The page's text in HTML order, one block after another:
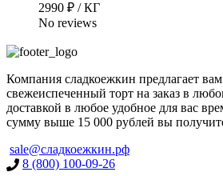
2990 ₽ / КГ
No reviews
Компания сладкоежкин предлагает
свежеиспеченный торт на заказ в
доставкой в любое удобное для вас
сумму выше 15 000 рублей вы
sale@сладкоежкин.рф
8 (800) 100-09-26